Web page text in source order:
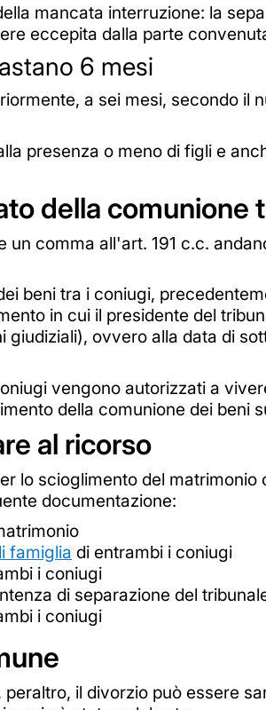
mancata interruzione: la
eccepita dalla parte
6 mesi
a sei mesi, secondo
presenza o meno di figli e
della comunione
un comma all'art. 191 c.c.
beni tra i coniugi,
in cui il presidente del
ovvero alla data di
vengono autorizzati a
della comunione dei beni
al ricorso
lo scioglimento del
documentazione:
famiglia di entrambi i coniugi
i coniugi
di separazione del
i coniugi
il divorzio può essere